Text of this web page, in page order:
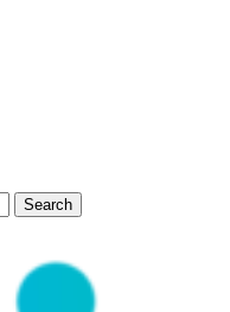
Search